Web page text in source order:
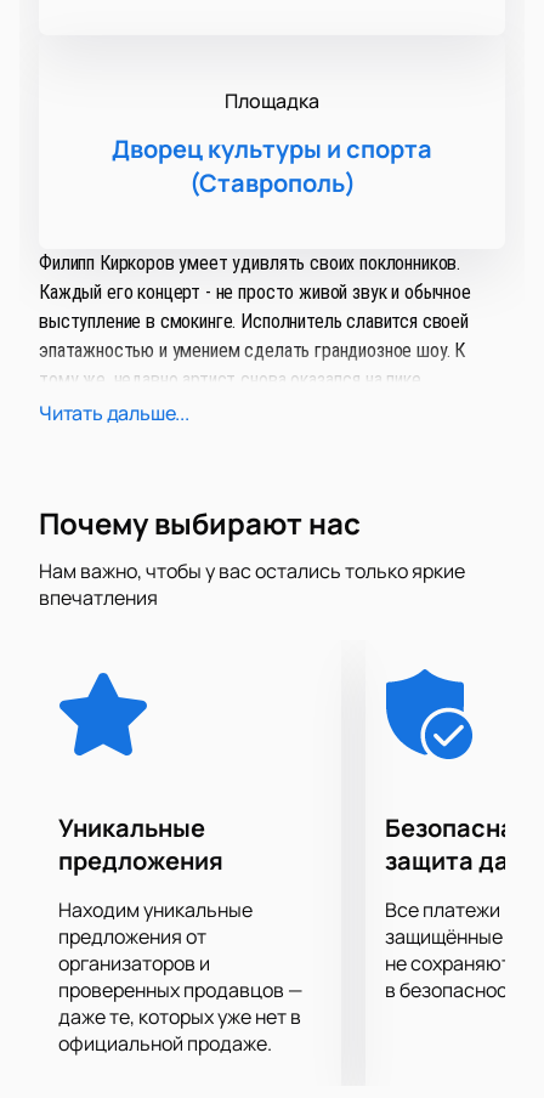
Площадка
Дворец культуры и спорта
(Ставрополь)
Филипп Киркоров умеет удивлять своих поклонников.
Каждый его концерт - не просто живой звук и обычное
выступление в смокинге. Исполнитель славится своей
эпатажностью и умением сделать грандиозное шоу. К
тому же, недавно артист снова оказался на пике
популярности - хит «Цвет настроения синий» побил все
Киркорова теперь посещают как молодежь, так и люди
среднего возраста. На премьере шоу в Москве очереди
были километровыми: зал был полный, и зрителям
социальные сети.
Читать дальше...
Почему выбирают нас
Нам важно, чтобы у вас остались только яркие
впечатления
Уникальные
предложения
Находим уникальные
предложения от
организаторов и
проверенных продавцов —
даже те, которых уже нет в
официальной продаже.
Безопасная
защита
Все платежи
защищённые
не сохраняются
в безопасности.